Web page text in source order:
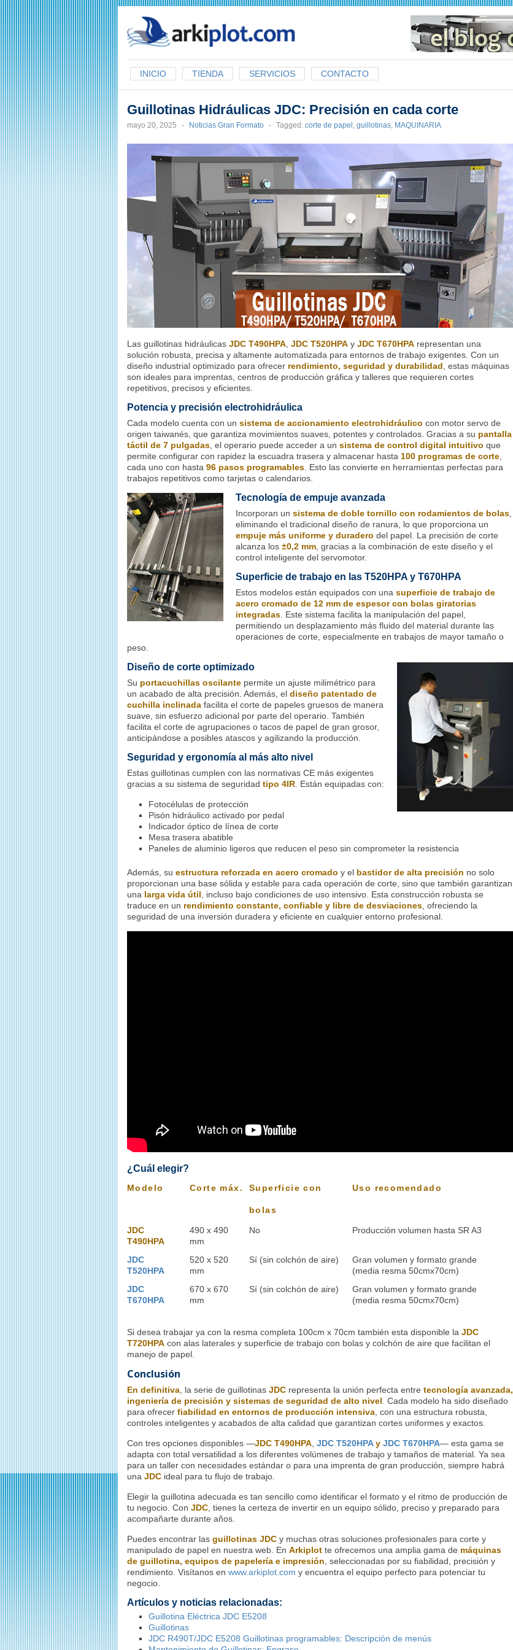
INICIO TIENDA SERVICIOS CONTACTO
Guillotinas Hidráulicas JDC: Precisión en cada corte
mayo 20, 2025 - Noticias Gran Formato - Tagged: corte de papel , guillotinas, MAQUINARIA
Las guillotinas hidráulicas JDC T490HPA JDC T520HPA y JDC T670HPA representan una
solución robusta, precisa y altamente automatizada para entornos de trabajo exigentes. Con un
diseño industrial optimizado para ofrecer rendimiento, seguridad y durabilidad , estas máquinas
son ideales para imprentas, centros de producción gráfica y talleres que requieren cortes
repetitivos, precisos y eficientes.
Potencia y precisión electrohidráulica
Cada modelo cuenta con un sistema de accionamiento electrohidráulico con motor servo de
origen taiwanés, que garantiza movimientos suaves, potentes y controlados. Gracias a su pantalla
táctil de 7 pulgadas , el operario puede acceder a un sistema de control digital intuitivo que
permite configurar con rapidez la escuadra trasera y almacenar hasta 100 programas de corte
cada uno con hasta 96 pasos programables . Esto las convierte en herramientas perfectas para
trabajos repetitivos como tarjetas o calendarios.
Tecnología de empuje avanzada
Incorporan un sistema de doble tornillo con rodamientos de bolas
eliminando el tradicional diseño de ranura, lo que proporciona un
empuje más uniforme y duradero del papel. La precisión de corte
alcanza los ±0,2 mm , gracias a la combinación de este diseño y el
control inteligente del servomotor.
Superficie de trabajo en las T520HPA y T670HPA
Estos modelos están equipados con una superficie de trabajo de
acero cromado de 12 mm de espesor con bolas giratorias
integradas . Este sistema facilita la manipulación del papel,
permitiendo un desplazamiento más fluido del material durante las
operaciones de corte, especialmente en trabajos de mayor tamaño o
peso.
Diseño de corte optimizado
Su portacuchillas oscilante permite un ajuste milimétrico para
un acabado de alta precisión. Además, el diseño patentado de
cuchilla inclinada facilita el corte de papeles gruesos de manera
suave, sin esfuerzo adicional por parte del operario. También
facilita el corte de agrupaciones o tacos de papel de gran grosor,
anticipándose a posibles atascos y agilizando la producción.
Seguridad y ergonomía al más alto nivel
Estas guillotinas cumplen con las normativas CE más exigentes
gracias a su sistema de seguridad tipo 4IR . Están equipadas con:
Fotocélulas de protección
Pisón hidráulico activado por pedal
Indicador óptico de línea de corte
Mesa trasera abatible
Paneles de aluminio ligeros que reducen el peso sin comprometer la resistencia
Además, su estructura reforzada en acero cromado y el bastidor de alta precisión no solo
proporcionan una base sólida y estable para cada operación de corte, sino que también garantizan
una larga vida útil , incluso bajo condiciones de uso intensivo. Esta construcción robusta se
traduce en un rendimiento constante, confiable y libre de desviaciones , ofreciendo la
seguridad de una inversión duradera y eficiente en cualquier entorno profesional.
¿Cuál elegir?
Modelo Corte máx. Superficie con
bolas
Uso recomendado
JDC
T490HPA
490 x 490
mm
No Producción volumen hasta SR A3
JDC
T520HPA
520 x 520
mm
Sí (sin colchón de aire)
Gran volumen y formato grande
(media resma 50cmx70cm)
JDC
T670HPA
670 x 670
mm
Sí (sin colchón de aire)
Gran volumen y formato grande
(media resma 50cmx70cm)
Si desea trabajar ya con la resma completa 100cm x 70cm también esta disponible la JDC
T720HPA con alas laterales y superficie de trabajo con bolas y colchón de aire que facilitan el
manejo de papel.
Conclusión
En definitiva , la serie de guillotinas JDC representa la unión perfecta entre tecnología avanzada,
ingeniería de precisión y sistemas de seguridad de alto nivel . Cada modelo ha sido diseñado
para ofrecer fiabilidad en entornos de producción intensiva , con una estructura robusta,
controles inteligentes y acabados de alta calidad que garantizan cortes uniformes y exactos.
Con tres opciones disponibles —JDC T490HPA JDC T520HPAy JDC T670HPA— esta gama se
adapta con total versatilidad a los diferentes volúmenes de trabajo y tamaños de material. Ya sea
para un taller con necesidades estándar o para una imprenta de gran producción, siempre habrá
una JDC ideal para tu flujo de trabajo.
Elegir la guillotina adecuada es tan sencillo como identificar el formato y el ritmo de producción de
tu negocio. Con JDC , tienes la certeza de invertir en un equipo sólido, preciso y preparado para
acompañarte durante años.
Puedes encontrar las guillotinas JDC y muchas otras soluciones profesionales para corte y
manipulado de papel en nuestra web. En Arkiplot te ofrecemos una amplia gama de máquinas
de guillotina, equipos de papelería e impresión , seleccionadas por su fiabilidad, precisión y
rendimiento. Visítanos en www.arkiplot.com y encuentra el equipo perfecto para potenciar tu
negocio.
Artículos y noticias relacionadas:
Guillotina Eléctrica JDC E5208
Guillotinas
JDC R490T/JDC E5208 Guillotinas programables: Descripción de menús